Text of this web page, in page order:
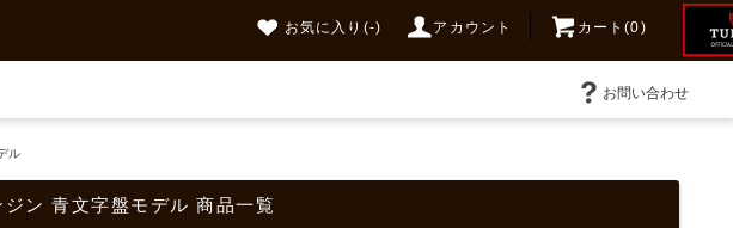
お気に入り (-) アカウント カート(0)
お問い合わせ
ル
ジン 青文字盤モデル 商品一覧